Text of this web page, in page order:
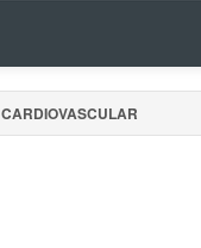
CARDIOVASCULAR